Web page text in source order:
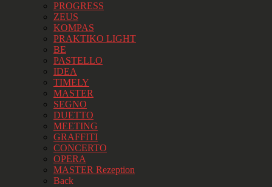
PROGRESS
ZEUS
KOMPAS
PRAKTIKO LIGHT
BE
PASTELLO
IDEA
TIMELY
MASTER
SEGNO
DUETTO
MEETING
GRAFFITI
CONCERTO
OPERA
MASTER Rezeption
Back